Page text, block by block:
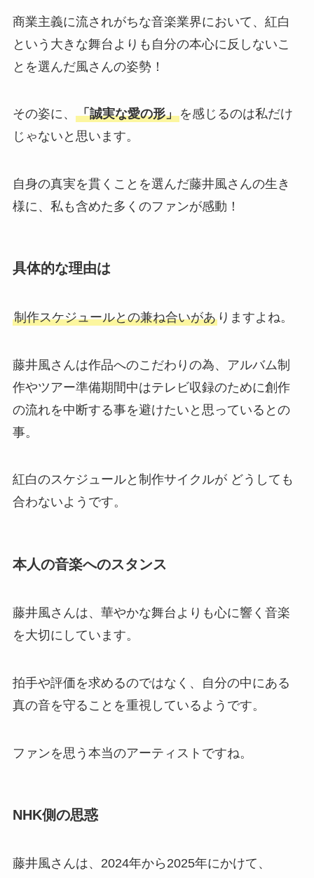
商業主義に流されがちな音楽業界において、紅白
という大きな舞台よりも自分の本心に反しないこ
とを選んだ風さんの姿勢！
その姿に、 「誠実な愛の形」を感じるのは私だけ
じゃないと思います。
自身の真実を貫くことを選んだ藤井風さんの生き
様に、私も含めた多くのファンが感動！
具体的な理由は
制作スケジュールとの兼ね合いがありますよね。
藤井風さんは作品へのこだわりの為、アルバム制
作やツアー準備期間中はテレビ収録のために創作
の流れを中断する事を避けたいと思っているとの
事。
紅白のスケジュールと制作サイクルが どうしても
合わないようです。
本人の音楽へのスタンス
藤井風さんは、華やかな舞台よりも心に響く音楽
を大切にしています。
拍手や評価を求めるのではなく、自分の中にある
真の音を守ることを重視しているようです。
ファンを思う本当のアーティストですね。
NHK側の思惑
藤井風さんは、2024年から2025年にかけて、